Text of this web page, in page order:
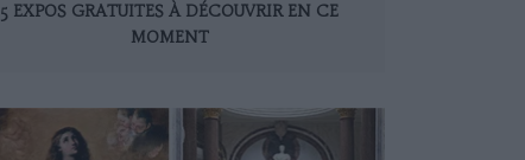
5 EXPOS GRATUITES À DÉCOUVRIR EN CE
MOMENT